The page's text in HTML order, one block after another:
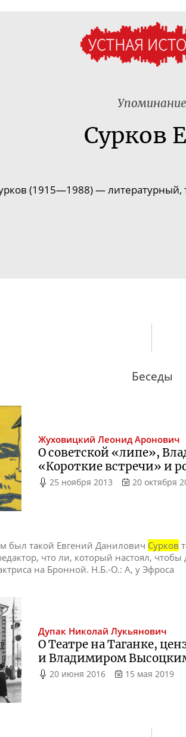
Упоминание
Сурков
(1915—1988) — литературный,
Беседы
Жуховицкий Леонид Аронович
О советской «липе»,
«Короткие встречи» и
25 ноября 2013 20 октября
был такой Евгений Данилович Сурков
что ли, который настоял,
на Бронной. Н.Б.-О.: А, у Эфроса
Дупак Николай Лукьянович
О Театре на Таганке,
и Владимиром
20 июня 2016 15 мая 2019